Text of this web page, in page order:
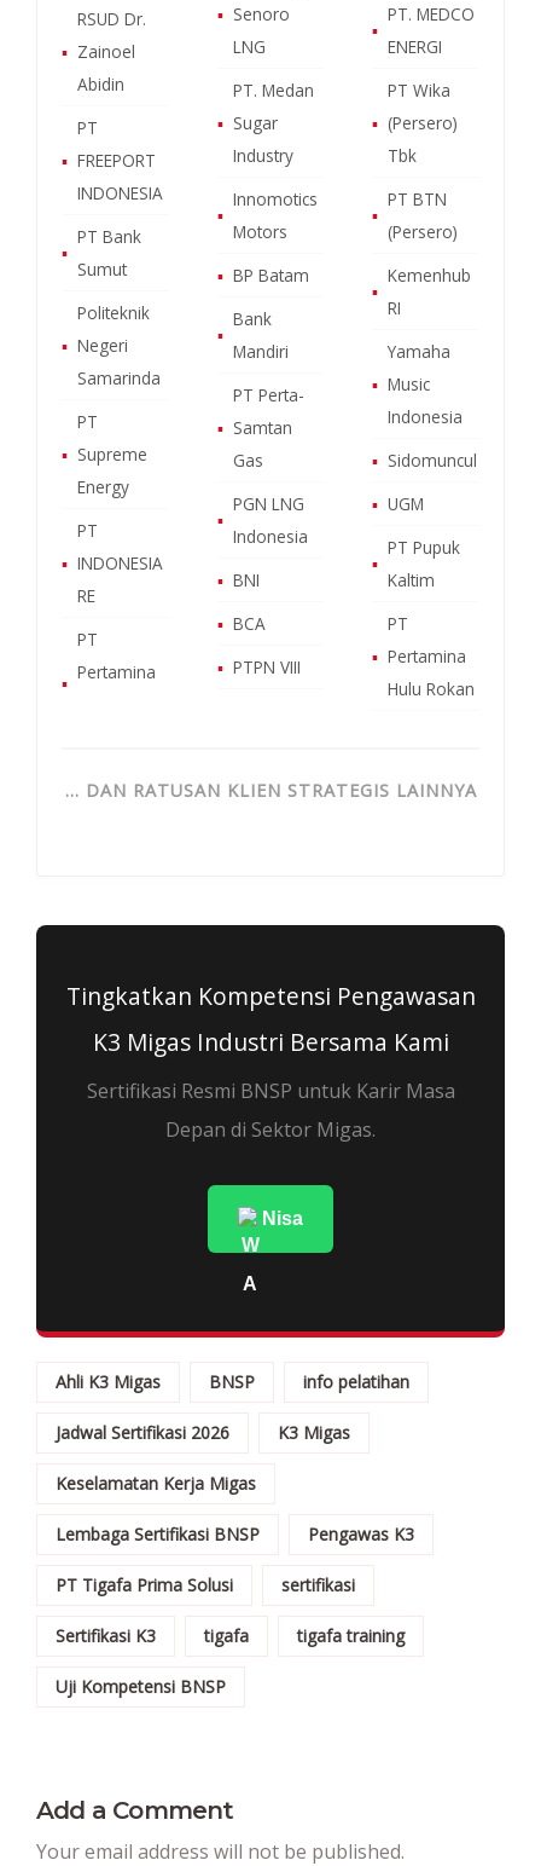
▪
RSUD Dr.
Zainoel
Abidin
▪
PT
FREEPORT
INDONESIA
▪
PT Bank
Sumut
▪
Politeknik
Negeri
Samarinda
▪
PT
Supreme
Energy
▪
PT
INDONESIA
RE
▪
PT
Pertamina
▪ Senoro
LNG
▪
PT. Medan
Sugar
Industry
▪
Innomotics
Motors
▪ BP Batam
▪
Bank
Mandiri
▪
PT Perta-
Samtan
Gas
▪
PGN LNG
Indonesia
▪ BNI
▪ BCA
▪ PTPN VIII
▪
PT. MEDCO
ENERGI
▪
PT Wika
(Persero)
Tbk
▪
PT BTN
(Persero)
▪
Kemenhub
RI
▪
Yamaha
Music
Indonesia
▪ Sidomuncul
▪ UGM
▪
PT Pupuk
Kaltim
▪
PT
Pertamina
Hulu Rokan
… DAN RATUSAN KLIEN STRATEGIS LAINNYA
Tingkatkan Kompetensi Pengawasan
K3 Migas Industri Bersama Kami
Sertifikasi Resmi BNSP untuk Karir Masa
Depan di Sektor Migas.
Nisa
Ahli K3 Migas BNSP info pelatihan
Jadwal Sertifikasi 2026 K3 Migas
Keselamatan Kerja Migas
Lembaga Sertifikasi BNSP Pengawas K3
PT Tigafa Prima Solusi sertifikasi
Sertifikasi K3 tigafa tigafa training
Uji Kompetensi BNSP
Add a Comment
Your email address will not be published.